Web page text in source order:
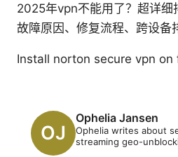
2025年vpn不能用了？超详细
故障原因、修复流程、跨设备
Install norton secure vpn on
Ophelia Jansen
Ophelia writes about
streaming geo-